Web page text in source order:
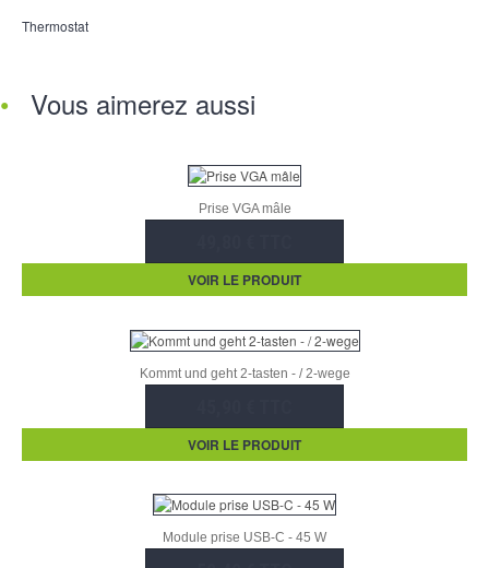
Thermostat
Vous aimerez aussi
Prise VGA mâle
VOIR LE PRODUIT
Kommt und geht 2-tasten - / 2-wege
VOIR LE PRODUIT
Module prise USB-C - 45 W